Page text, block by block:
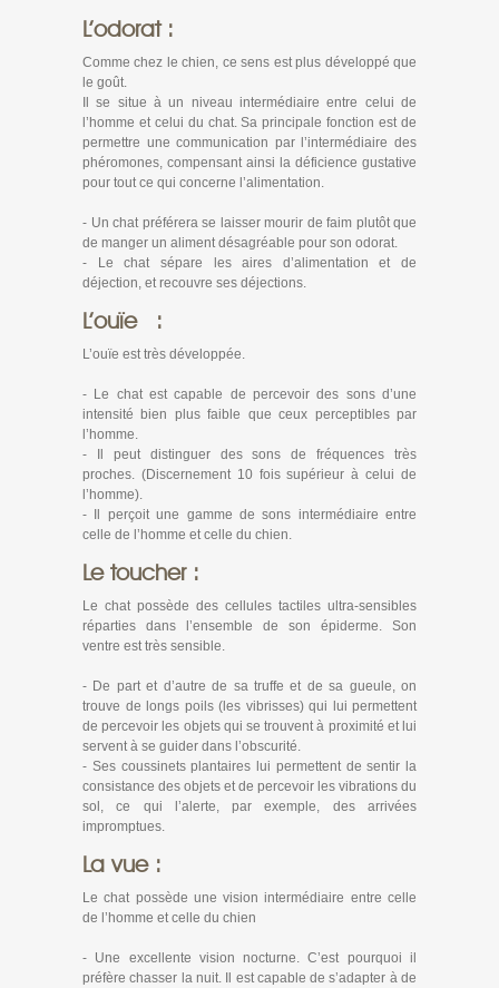
L’odorat :
Comme chez le chien, ce sens est plus développé que
le goût.
Il se situe à un niveau intermédiaire entre celui de
l’homme et celui du chat. Sa principale fonction est de
permettre une communication par l’intermédiaire des
phéromones, compensant ainsi la déficience gustative
pour tout ce qui concerne l’alimentation.
- Un chat préférera se laisser mourir de faim plutôt que
de manger un aliment désagréable pour son odorat.
- Le chat sépare les aires d’alimentation et de
déjection, et recouvre ses déjections.
L’ouïe :
L’ouïe est très développée.
- Le chat est capable de percevoir des sons d’une
intensité bien plus faible que ceux perceptibles par
l’homme.
- Il peut distinguer des sons de fréquences très
proches. (Discernement 10 fois supérieur à celui de
l’homme).
- Il perçoit une gamme de sons intermédiaire entre
celle de l’homme et celle du chien.
Le toucher :
Le chat possède des cellules tactiles ultra-sensibles
réparties dans l’ensemble de son épiderme. Son
ventre est très sensible.
- De part et d’autre de sa truffe et de sa gueule, on
trouve de longs poils (les vibrisses) qui lui permettent
de percevoir les objets qui se trouvent à proximité et lui
servent à se guider dans l’obscurité.
- Ses coussinets plantaires lui permettent de sentir la
consistance des objets et de percevoir les vibrations du
sol, ce qui l’alerte, par exemple, des arrivées
impromptues.
La vue :
Le chat possède une vision intermédiaire entre celle
de l’homme et celle du chien
- Une excellente vision nocturne. C’est pourquoi il
préfère chasser la nuit. Il est capable de s’adapter à de